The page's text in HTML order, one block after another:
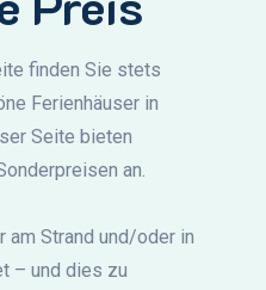
finden Sie stets
Ferienhäuser in
Seite bieten
an.
am Strand und/oder in
– und dies zu